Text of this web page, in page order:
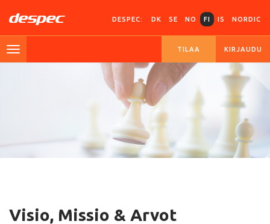
DESPEC: DK SE NO FI IS NORDIC
TILAA KIRJAUDU
Visio, Missio & Arvot